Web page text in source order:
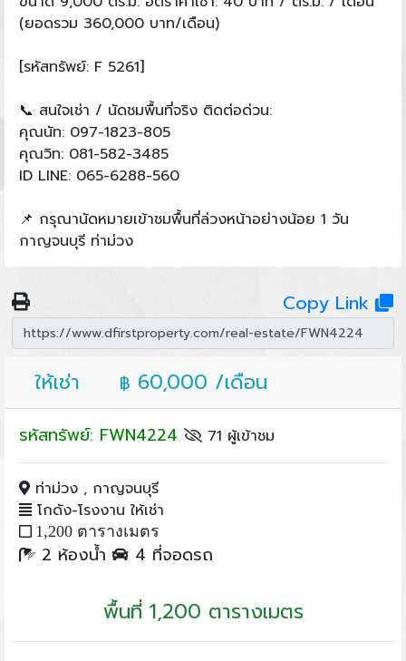
(ยอดรวม 360,000 บาท/เดือน)
[รหัสทรัพย์: F 5261]
📞 สนใจเช่า / นัดชมพื้นที่จริง ติดต่อด่วน:
คุณนัท: 097-1823-805
คุณวิท: 081-582-3485
ID LINE: 065-6288-560
📌 กรุณานัดหมายเข้าชมพื้นที่ล่วงหน้าอย่างน้อย 1 วัน
กาญจนบุรี ท่าม่วง
Copy Link
ให้เช่า ฿ 60,000 /เดือน
รหัสทรัพย์: FWN4224 71 ผู้เข้าชม
ท่าม่วง , กาญจนบุรี
โกดัง-โรงงาน ให้เช่า
1,200 ตารางเมตร
2 ห้องน้ำ 4 ที่จอดรถ
พื้นที่ 1,200 ตารางเมตร